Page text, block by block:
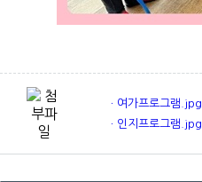
ㆍ여가프로그램.jpg
ㆍ인지프로그램.jpg